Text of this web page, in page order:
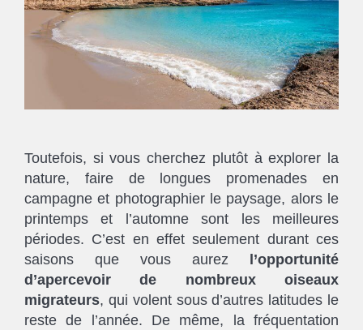
Toutefois, si vous cherchez plutôt à explorer la
nature, faire de longues promenades en
campagne et photographier le paysage, alors le
printemps et l’automne sont les meilleures
périodes. C’est en effet seulement durant ces
saisons que vous aurez l’opportunité
d’apercevoir de nombreux oiseaux
migrateurs, qui volent sous d’autres latitudes le
reste de l’année. De même, la fréquentation